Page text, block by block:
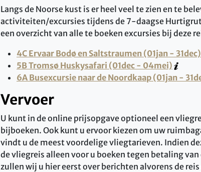
Langs de Noorse kust is er heel veel te zien en te
activiteiten/excursies tijdens de 7-daagse
een overzicht van alle te boeken excursies bij deze
4C Ervaar Bodø en Saltstraumen (01jan - 31dec)
5B Tromsø Huskysafari (01dec - 04mei)
6A Busexcursie naar de Noordkaap (01jan -
Vervoer
U kunt in de online prijsopgave optioneel een
bijboeken. Ook kunt u ervoor kiezen om uw
vindt u de meest voordelige vliegtarieven. Indien
de vliegreis alleen voor u boeken tegen betaling
zullen wij u hier eerst over berichten alvorens de